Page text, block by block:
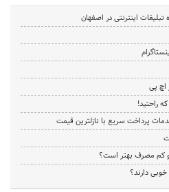
اینترنتی در اصفهان
راحتید!
پرداخت سریع با نازلترین قیمت
کم مصرف بهتر است؟
دارند؟